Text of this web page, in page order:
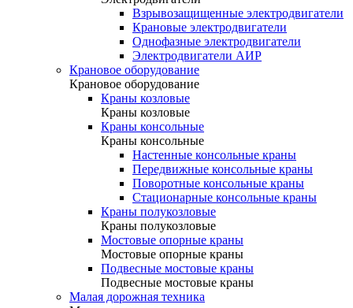
Взрывозащищенные электродвигатели
Крановые электродвигатели
Однофазные электродвигатели
Электродвигатели АИР
Крановое оборудование
Крановое оборудование
Краны козловые
Краны козловые
Краны консольные
Краны консольные
Настенные консольные краны
Передвижные консольные краны
Поворотные консольные краны
Стационарные консольные краны
Краны полукозловые
Краны полукозловые
Мостовые опорные краны
Мостовые опорные краны
Подвесные мостовые краны
Подвесные мостовые краны
Малая дорожная техника